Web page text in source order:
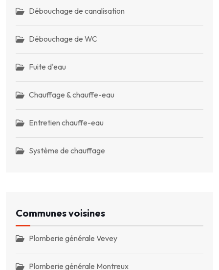
Débouchage de canalisation
Débouchage de WC
Fuite d'eau
Chauffage & chauffe-eau
Entretien chauffe-eau
Système de chauffage
Communes voisines
Plomberie générale Vevey
Plomberie générale Montreux